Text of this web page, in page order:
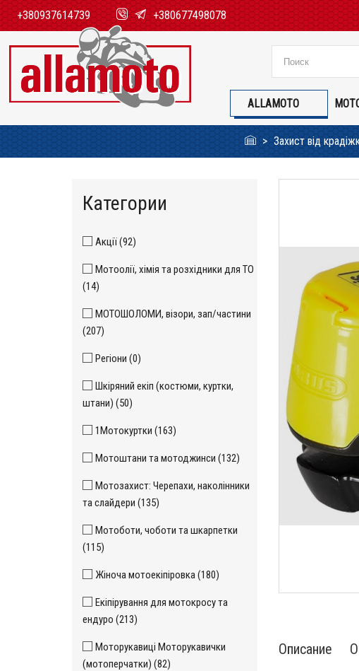
+380937614739 +380677498078
ALLAMOTO
Захист від
Категории
Акції (92)
Мотоолії, хімія та розхідники для ТО
(14)
МОТОШОЛОМИ, візори, зап/частини
(207)
Регіони (0)
Шкіряний екіп (костюми, куртки,
штани) (50)
1Мотокуртки (163)
Мотоштани та мотоджинси (132)
Мотозахист: Черепахи, наколінники
та слайдери (135)
Мотоботи, чоботи та шкарпетки
(115)
Жіноча мотоекіпіровка (180)
Екіпірування для мотокросу та
ендуро (213)
Моторукавиці Моторукавички
(мотоперчатки) (82)
Описание